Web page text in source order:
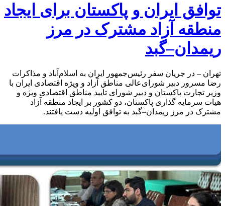
توافق ایران و پاکستان برای ایجاد
منطقه آزاد مشترک در مرز
ریمدان–گبد
تهران – در جریان سفر رئیس‌جمهور ایران به اسلام‌آباد و مذاکرات
رضا مسرور دبیر شورای‌عالی مناطق آزاد و ویژه اقتصادی ایران با
وزیر تجارت پاکستان و دبیر شورای تایید مناطق اقتصادی ویژه و
هیات سرمایه گذاری پاکستان، دو کشور بر ایجاد منطقه آزاد
مشترک در مرز ریمدان–گبد به توافق اولیه دست یافتند.